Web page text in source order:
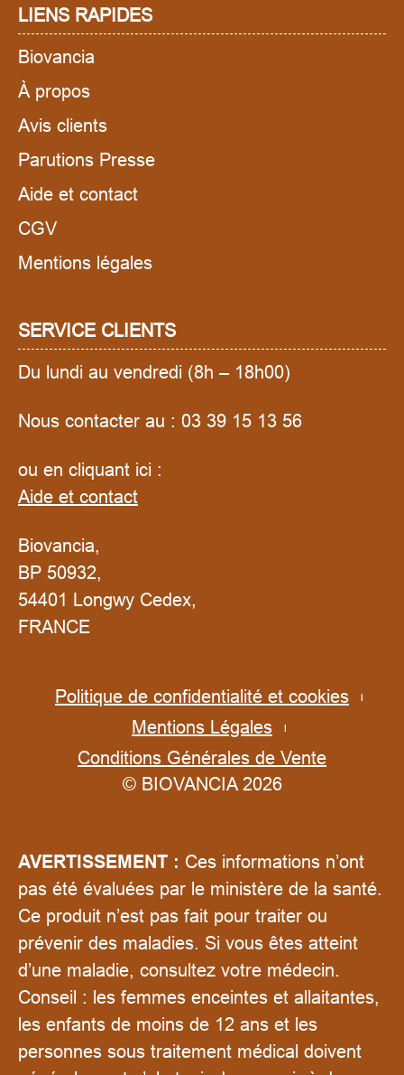
LIENS RAPIDES
Biovancia
À propos
Avis clients
Parutions Presse
Aide et contact
CGV
Mentions légales
SERVICE CLIENTS
Du lundi au vendredi (8h – 18h00)
Nous contacter au : 03 39 15 13 56
ou en cliquant ici :
Aide et contact
Biovancia,
BP 50932,
54401 Longwy Cedex,
FRANCE
Politique de confidentialité et cookies
Mentions Légales
Conditions Générales de Vente
© BIOVANCIA 2026
AVERTISSEMENT : Ces informations n’ont
pas été évaluées par le ministère de la santé.
Ce produit n’est pas fait pour traiter ou
prévenir des maladies. Si vous êtes atteint
d’une maladie, consultez votre médecin.
Conseil : les femmes enceintes et allaitantes,
les enfants de moins de 12 ans et les
personnes sous traitement médical doivent